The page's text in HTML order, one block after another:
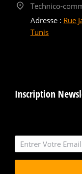
Technico-
Adresse : Rue
Tunis
Inscription